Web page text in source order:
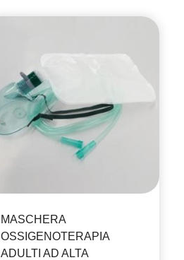
MASCHERA
OSSIGENOTERAPIA
ADULTI AD ALTA